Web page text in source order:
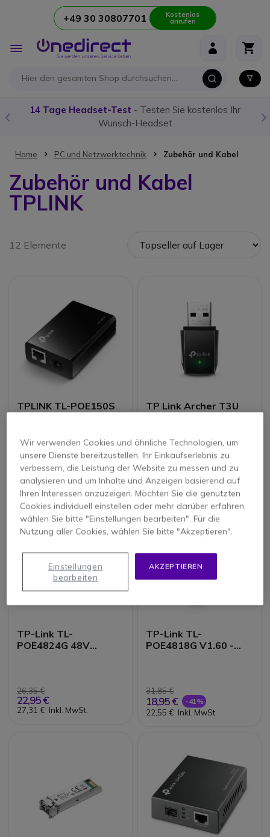
Zum Inhalt springen+49 30 30807701 Kostenlos
anrufen
Navigation
umschalten
14 Tage Headset-Test - Testen Sie kostenlos Ihr
Wunsch-Headset
Home PC und Netzwerktechnik Zubehör und Kabel
Zubehör und Kabel
TPLINK
12 Elemente
TPLINK TL-POE150S
21,95 €
19,95 €
23,74 € Inkl. MwSt.
TP Link Archer T3U
27,45 €
20,95 € -24%
24,93 € Inkl. MwSt.
TP-Link TL-
POE4824G 48V
26,35 €
22,95 €
27,31 € Inkl. MwSt.
TP-Link TL-
POE4818G V1.60 -
31,85 €
18,95 € -41%
22,55 € Inkl. MwSt.
Wir verwenden Cookies und ähnliche Technologien, um
unsere Dienste bereitzustellen, Ihr Einkaufserlebnis zu
verbessern, die Leistung der Website zu messen und zu
analysieren und um Inhalte und Anzeigen basierend auf
Ihren Interessen anzuzeigen. Möchten Sie die genutzten
Cookies individuell einstellen oder mehr darüber erfahren,
wählen Sie bitte "Einstellungen bearbeiten". Für die
Nutzung aller Cookies, wählen Sie bitte "Akzeptieren".
AKZEPTIEREN
Einstellungen
bearbeiten